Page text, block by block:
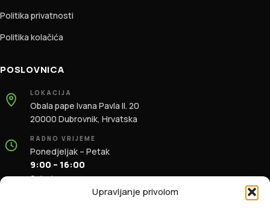
Upravljanje privolom
Politika privatnosti
Politika kolačića
POSLOVNICA
LOKACIJA
Obala pape Ivana Pavla II. 20
20000 Dubrovnik, Hrvatska
RADNO VRIJEME
Ponedjeljak – Petak
9:00 – 16:00
Subota